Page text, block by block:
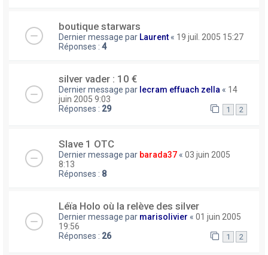
boutique starwars
Dernier message par Laurent « 19 juil. 2005 15:27
Réponses : 4
silver vader : 10 €
Dernier message par lecram effuach zella « 14
juin 2005 9:03
Réponses : 29 1 2
Slave 1 OTC
Dernier message par barada37 « 03 juin 2005
8:13
Réponses : 8
Léïa Holo où la relève des silver
Dernier message par marisolivier « 01 juin 2005
19:56
Réponses : 26 1 2